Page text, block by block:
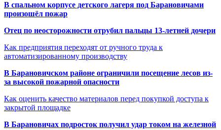
В спальном корпусе детского лагеря под Барановичами
произошёл пожар
Отец по неосторожности отрубил пальцы 13-летней дочери
Как предприятия переходят от ручного труда к
автоматизированному производству
В Барановичском районе ограничили посещение лесов из-
за высокой пожарной опасности
Как оценить качество материалов перед покупкой доступа к
закрытой площадке
В Барановичах подросток получил удар током на железной